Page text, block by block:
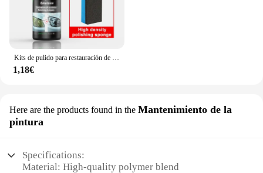
Kits de pulido para restauración de faros de coche, pasta de limpieza para reparación de arañazos de faros delanteros, elimina la oxidación, líquido de pulido
1,18€
Here are the products found in the Mantenimiento de la
pintura
Specifications:
Material: High-quality polymer blend